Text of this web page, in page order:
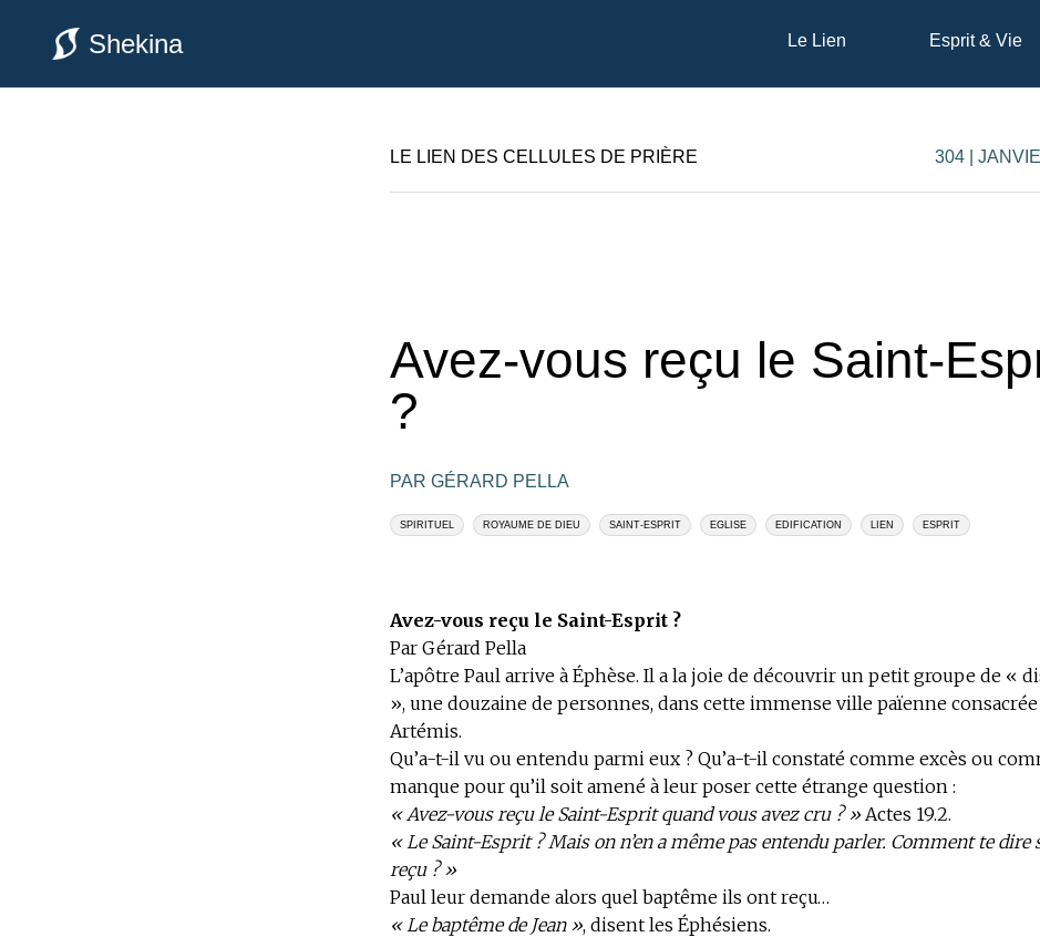
Shekina Le Lien Esprit & Vie
LE LIEN DES CELLULES DE PRIÈRE 304 |
Avez-vous reçu le Saint-
?
PAR GÉRARD PELLA
SPIRITUEL ROYAUME DE DIEU SAINT-ESPRIT EGLISE EDIFICATION LIEN ESPRIT
Avez-vous reçu le Saint-Esprit ?
Par Gérard Pella
L’apôtre Paul arrive à Éphèse. Il a la joie de découvrir un petit groupe de «
», une douzaine de personnes, dans cette immense ville païenne consacrée
Artémis.
Qu’a-t-il vu ou entendu parmi eux ? Qu’a-t-il constaté comme excès ou
manque pour qu’il soit amené à leur poser cette étrange question :
« Avez-vous reçu le Saint-Esprit quand vous avez cru ? » Actes 19.2.
« Le Saint-Esprit ? Mais on n’en a même pas entendu parler. Comment te dire
reçu ? »
Paul leur demande alors quel baptême ils ont reçu…
« Le baptême de Jean », disent les Éphésiens.